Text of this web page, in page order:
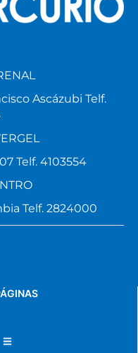
Ascázubi Telf.
Telf. 4103554
Telf. 2824000